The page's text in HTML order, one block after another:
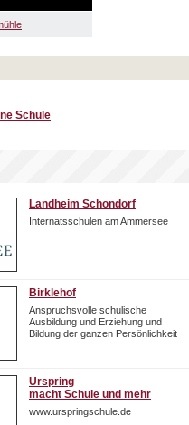
Schule
Landheim Schondorf
Internatsschulen am Ammersee
Birklehof
Anspruchsvolle schulische
Ausbildung und Erziehung und
Bildung der ganzen Persönlichkeit
Urspring
macht Schule und mehr
www.urspringschule.de